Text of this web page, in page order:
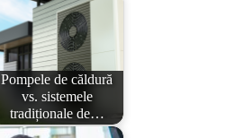
Pompele de căldură
vs. sistemele
tradiționale de…